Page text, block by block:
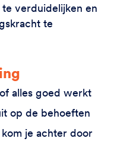
verduidelijken en
te
alles goed werkt
op de behoeften
je achter door